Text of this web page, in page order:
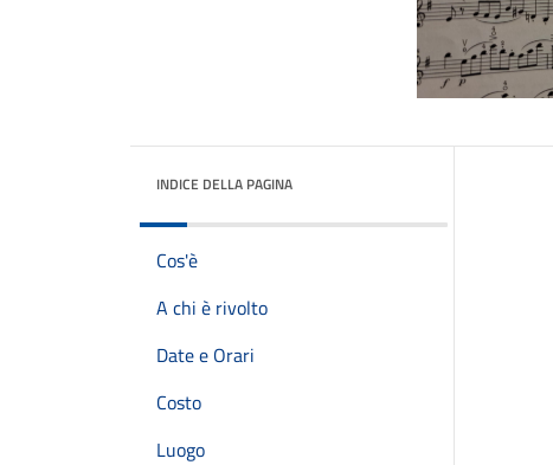
INDICE DELLA PAGINA
Cos'è
A chi è rivolto
Date e Orari
Costo
Luogo